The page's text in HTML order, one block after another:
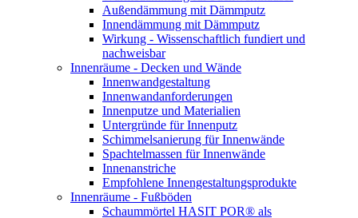
Außendämmung mit Dämmputz
Innendämmung mit Dämmputz
Wirkung - Wissenschaftlich fundiert und
nachweisbar
Innenräume - Decken und Wände
Innenwandgestaltung
Innenwandanforderungen
Innenputze und Materialien
Untergründe für Innenputz
Schimmelsanierung für Innenwände
Spachtelmassen für Innenwände
Innenanstriche
Empfohlene Innengestaltungsprodukte
Innenräume - Fußböden
Schaummörtel HASIT POR® als